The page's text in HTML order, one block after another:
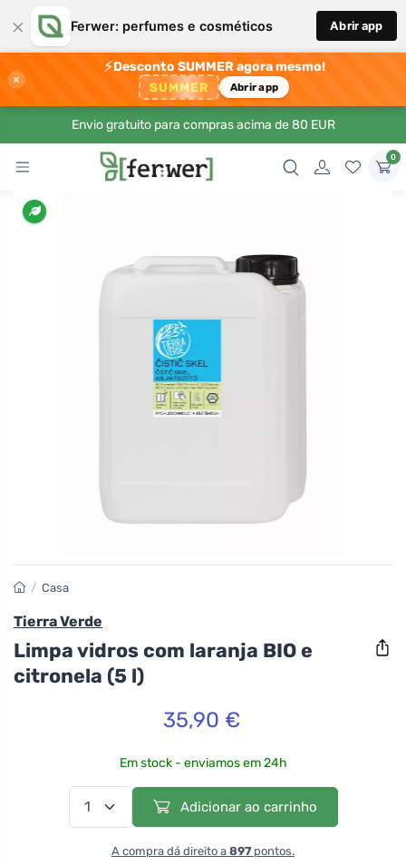
× Ferwer: perfumes e cosméticos Abrir app
×
⚡Desconto SUMMER agora mesmo!
SUMMER Abrir app
Envio gratuito para compras acima de 80 EUR
0
/ Casa
Tierra Verde
Limpa vidros com laranja BIO e
citronela (5 l)
35,90 €
Em stock - enviamos em 24h
Adicionar ao carrinho
A compra dá direito a 897 pontos.